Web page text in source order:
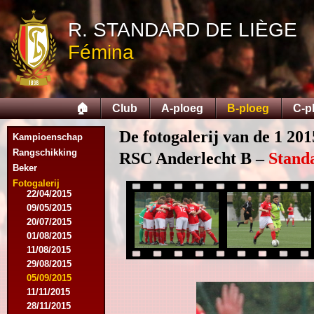
R. STANDARD DE LIÈGE
Fémina
🏠 Club A-ploeg B-ploeg C-
Kampioenschap
Rangschikking
Beker
Fotogalerij
13/08/2014
06/09/2014
27/09/2014
25/10/2014
11/11/2014
15/11/2014
29/11/2014
06/12/2014
20/12/2014
17/01/2015
14/02/2015
21/02/2015
18/04/2015
22/04/2015
09/05/2015
20/07/2015
01/08/2015
11/08/2015
29/08/2015
05/09/2015
11/11/2015
28/11/2015
De fotogalerij van de 1
RSC Anderlecht B –